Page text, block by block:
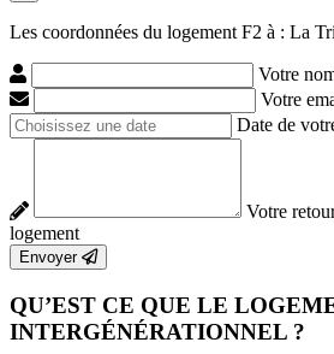
Les coordonnées du logement F2 à : La
Votre
Votre
Date de
Votre
logement
Envoyer
QU’EST CE QUE LE
INTERGÉNÉRATIONNEL ?